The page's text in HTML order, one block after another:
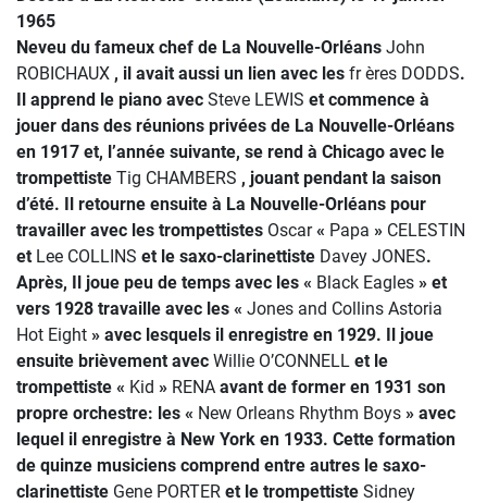
1965
Neveu du fameux chef de La Nouvelle-Orléans John
ROBICHAUX , il avait aussi un lien avec les fr ères DODDS.
Il apprend le piano avec Steve LEWIS et commence à
jouer dans des réunions privées de La Nouvelle-Orléans
en 1917 et, l’année suivante, se rend à Chicago avec le
trompettiste Tig CHAMBERS , jouant pendant la saison
d’été. Il retourne ensuite à La Nouvelle-Orléans pour
travailler avec les trompettistes Oscar« Papa » CELESTIN
et Lee COLLINS et le saxo-clarinettiste Davey JONES.
Après, Il joue peu de temps avec les « Black Eagles » et
vers 1928 travaille avec les « Jones and Collins Astoria
Hot Eight » avec lesquels il enregistre en 1929. Il joue
ensuite brièvement avec Willie O’CONNELL et le
trompettiste « Kid » RENA avant de former en 1931 son
propre orchestre: les « New Orleans Rhythm Boys » avec
lequel il enregistre à New York en 1933. Cette formation
de quinze musiciens comprend entre autres le saxo-
clarinettiste Gene PORTER et le trompettiste Sidney